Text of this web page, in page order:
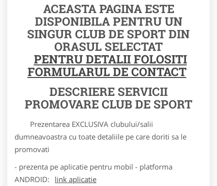
ACEASTA PAGINA ESTE
DISPONIBILA PENTRU UN
SINGUR CLUB DE SPORT DIN
ORASUL SELECTAT
PENTRU DETALII FOLOSITI
FORMULARUL DE CONTACT
DESCRIERE SERVICII
PROMOVARE CLUB DE SPORT
Prezentarea EXCLUSIVA clubului/salii
dumneavoastra cu toate detaliile pe care doriti sa le
promovati
- prezenta pe aplicatie pentru mobil - platforma
ANDROID:
link aplicatie